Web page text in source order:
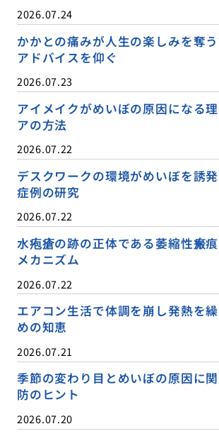
2026.07.24
かかとの痛みが人生の楽しみを奪
アドバイスを仰ぐ
2026.07.23
アイメイクがめいぼの原因になる
アの方法
2026.07.22
デスクワークの環境がめいぼを誘
症例の研究
2026.07.22
水疱瘡の跡の正体である萎縮性瘢
メカニズム
2026.07.22
エアコン生活で体調を崩し発熱を
めの知恵
2026.07.21
季節の変わり目とめいぼの原因に
防のヒント
2026.07.20